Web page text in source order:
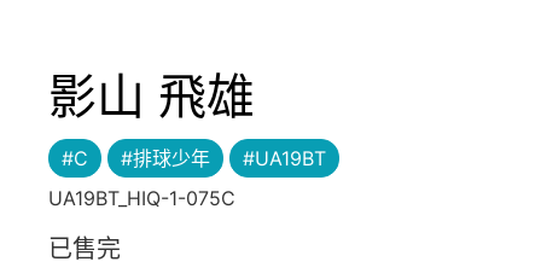
影山 飛雄
#C #排球少年
#UA19BT
UA19BT_HIQ-1-075C
已售完